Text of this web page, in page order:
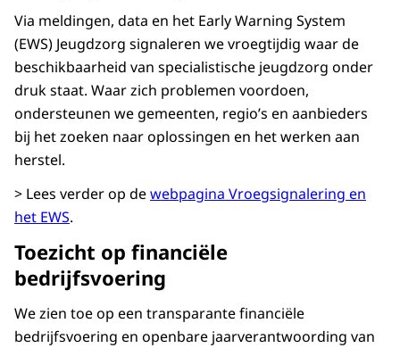
Via meldingen, data en het Early Warning System
(EWS) Jeugdzorg signaleren we vroegtijdig waar de
beschikbaarheid van specialistische jeugdzorg onder
druk staat. Waar zich problemen voordoen,
ondersteunen we gemeenten, regio’s en aanbieders
bij het zoeken naar oplossingen en het werken aan
herstel.
> Lees verder op dewebpagina Vroegsignalering en
het EWS.
Toezicht op financiële
bedrijfsvoering
We zien toe op een transparante financiële
bedrijfsvoering en openbare jaarverantwoording van